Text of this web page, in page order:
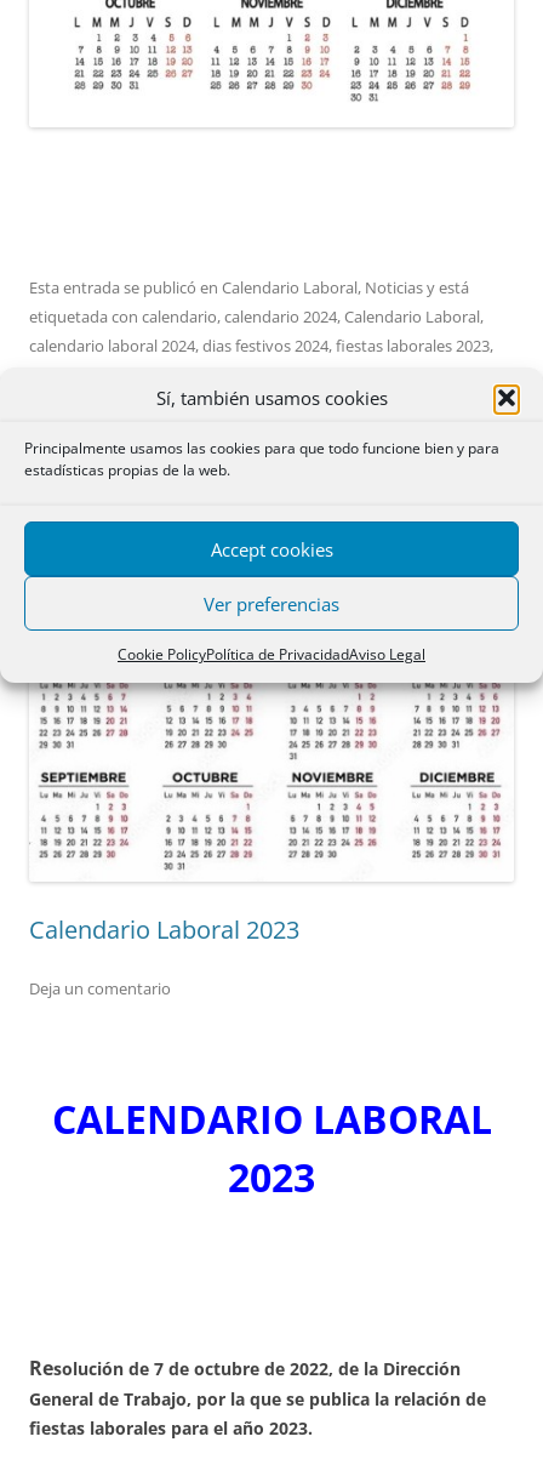
Sí, también usamos cookies
Principalmente usamos las cookies para que todo funcione bien y para
estadísticas propias de la web.
Accept cookies
Ver preferencias
Cookie PolicyPolítica de PrivacidadAviso Legal
Esta entrada se publicó en Calendario Laboral, Noticiasy está
etiquetada con calendario,calendario 2024,Calendario Laboral,
calendario laboral 2024,dias festivos 2024,fiestas laborales 2023,
Calendario Laboral 2023
Deja un comentario
CALENDARIO LABORAL
2023
Resolución de 7 de octubre de 2022, de la Dirección
General de Trabajo, por la que se publica la relación de
fiestas laborales para el año 2023.